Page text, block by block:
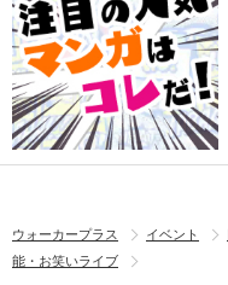
ウォーカープラス イベント
能・お笑いライブ